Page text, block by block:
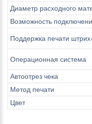
Диаметр расходного
Возможность
Поддержка печати
Операционная система
Автоотрез чека
Метод печати
Цвет